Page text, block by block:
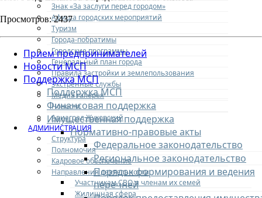
Знак «За заслуги перед городом»
Афиша городских мероприятий
Туризм
Города-побратимы
Городские программы
Генеральный план города
Правила застройки и землепользования
Экстренные службы
Медиа галерея
Новости
Авиаград Жуковский
АДМИНИСТРАЦИЯ
Структура
Полномочия
Кадровое обеспечение
Направления деятельности
Участникам СВО и членам их семей
Жилищная сфера
Просмотров: 2437
Прием предпринимателей
Новости МСП
Поддержка МСП
Поддержка МСП
Финансовая поддержка
Имущественная поддержка
Нормативно-правовые акты
Федеральное законодательство
Региональное законодательство
Порядок формирования и ведения
перечней